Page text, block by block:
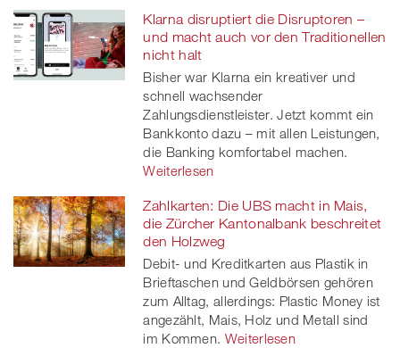
Klarna disruptiert die Disruptoren –
und macht auch vor den Traditionellen
nicht halt
Bisher war Klarna ein kreativer und
schnell wachsender
Zahlungsdienstleister. Jetzt kommt ein
Bankkonto dazu – mit allen Leistungen,
die Banking komfortabel machen.
Weiterlesen
Zahlkarten: Die UBS macht in Mais,
die Zürcher Kantonalbank beschreitet
den Holzweg
Debit- und Kreditkarten aus Plastik in
Brieftaschen und Geldbörsen gehören
zum Alltag, allerdings: Plastic Money ist
angezählt, Mais, Holz und Metall sind
im Kommen. Weiterlesen